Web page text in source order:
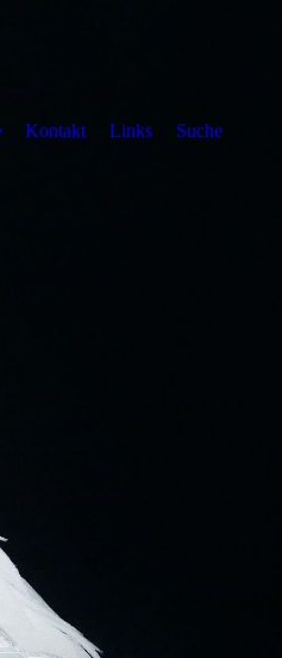
Kontakt Links Suche